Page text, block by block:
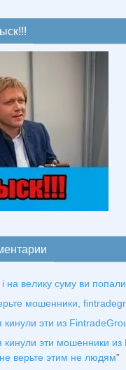
і на велику суму ви
мошенники,
кинули эти из
кинули эти мошенники из
верьте этим не людям”